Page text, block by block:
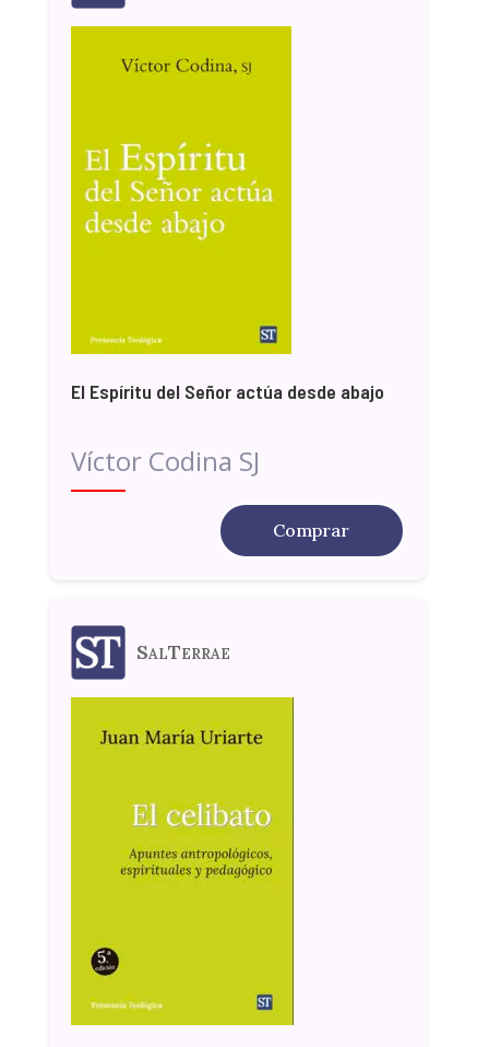
El Espíritu del Señor actúa desde abajo
Víctor Codina SJ
Comprar
SalTerrae